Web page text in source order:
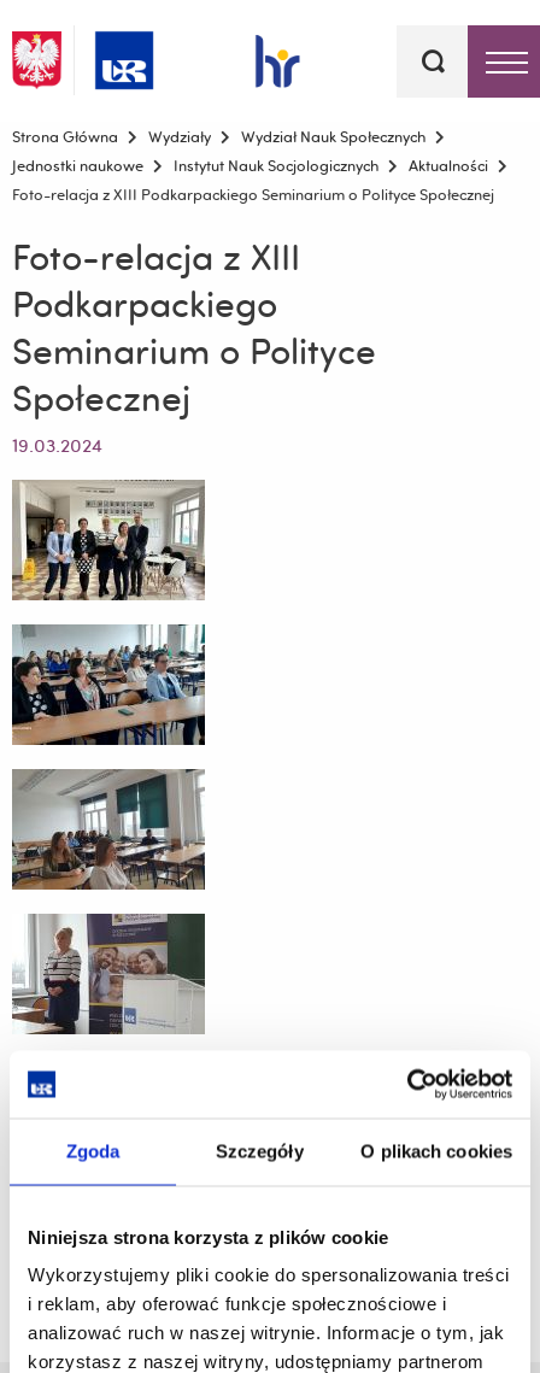
Zgoda Szczegóły O plikach cookies
Niniejsza strona korzysta z plików cookie
Wykorzystujemy pliki cookie do spersonalizowania treści
i reklam, aby oferować funkcje społecznościowe i
analizować ruch w naszej witrynie. Informacje o tym, jak
korzystasz z naszej witryny, udostępniamy partnerom
kluczowe
Menu - górna belka
Strona Główna Wydziały
Wydział Nauk Społecznych
Jednostki naukowe
Instytut Nauk Socjologicznych
Aktualności
Foto-relacja z XIII Podkarpackiego Seminarium o Polityce Społecznej
Foto-relacja z XIII
Podkarpackiego
Seminarium o Polityce
Społecznej
19.03.2024